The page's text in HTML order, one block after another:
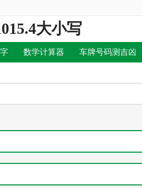
大小写
数学计算器 车牌号码测吉凶